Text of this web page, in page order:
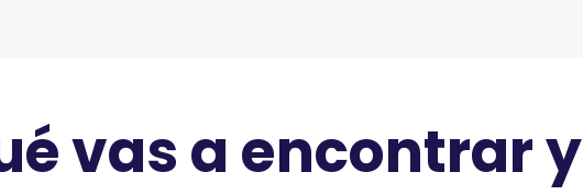
vas a encontrar y